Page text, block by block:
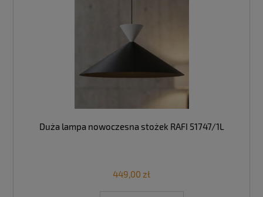
Duża lampa nowoczesna stożek RAFI 51747/1L
449,00 zł